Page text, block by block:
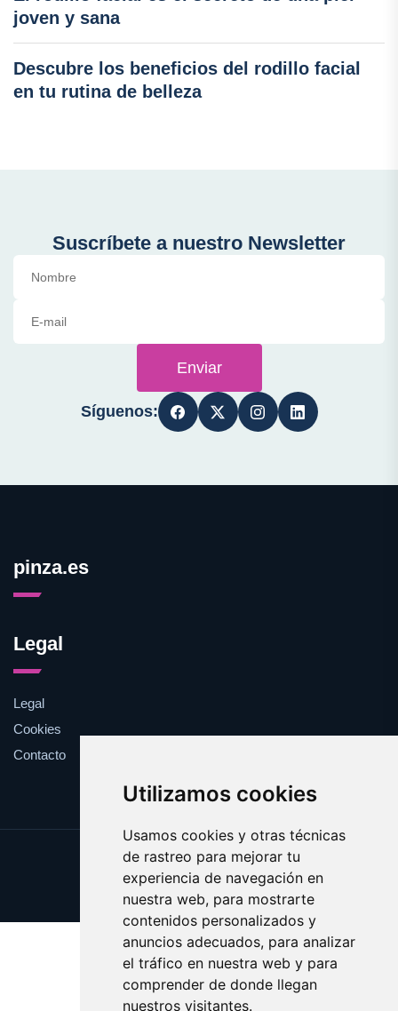
Utilizamos cookies
Usamos cookies y otras técnicas
de rastreo para mejorar tu
experiencia de navegación en
nuestra web, para mostrarte
contenidos personalizados y
anuncios adecuados, para analizar
el tráfico en nuestra web y para
comprender de donde llegan
nuestros visitantes.
joven y sana
Descubre los beneficios del rodillo facial
en tu rutina de belleza
Suscríbete a nuestro Newsletter
Enviar
Síguenos:
pinza.es
Legal
Legal
Cookies
Contacto
Update cookies preferences
Copyright © 2025 pinza.es